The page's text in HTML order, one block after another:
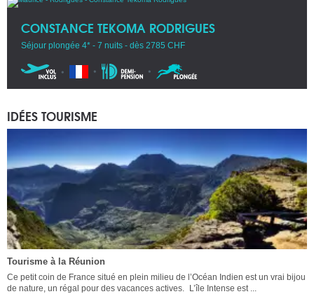
CONSTANCE TEKOMA RODRIGUES
Séjour plongée 4* - 7 nuits - dès 2785 CHF
IDÉES TOURISME
Tourisme à la Réunion
Ce petit coin de France situé en plein milieu de l’Océan Indien est un vrai bijou
de nature, un régal pour des vacances actives. L’île Intense est ...